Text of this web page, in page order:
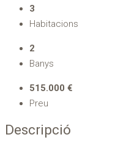
3
Habitacions
2
Banys
515.000 €
Preu
Descripció